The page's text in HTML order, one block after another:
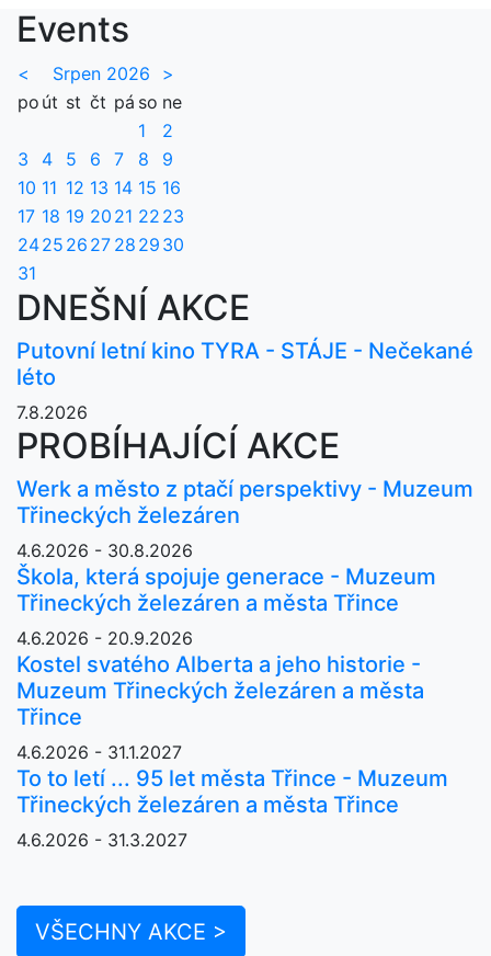
Events
< Srpen 2026
>
po út st čt pá so ne
1
2
3
4 5 6 7 8
9
10 11 12 13 14 15 16
17 18 19 20 21 22 23
2425 26 27 28 29 30
31
DNEŠNÍ AKCE
Putovní letní kino TYRA - STÁJE - Nečekané
léto
7.8.2026
PROBÍHAJÍCÍ AKCE
Werk a město z ptačí perspektivy - Muzeum
Třineckých železáren
4.6.2026 - 30.8.2026
Škola, která spojuje generace - Muzeum
Třineckých železáren a města Třince
4.6.2026 - 20.9.2026
Kostel svatého Alberta a jeho historie -
Muzeum Třineckých železáren a města
Třince
4.6.2026 - 31.1.2027
To to letí ... 95 let města Třince - Muzeum
Třineckých železáren a města Třince
4.6.2026 - 31.3.2027
VŠECHNY AKCE >